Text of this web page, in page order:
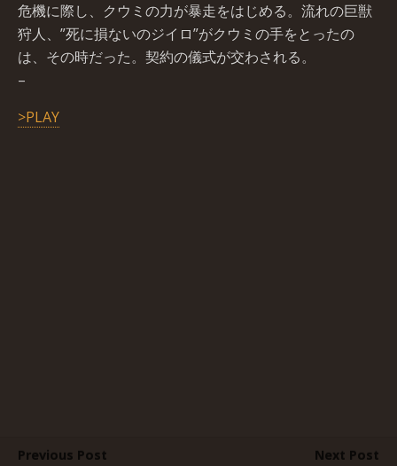
危機に際し、クウミの力が暴走をはじめる。流れの巨獣
狩人、”死に損ないのジイロ”がクウミの手をとったの
は、その時だった。契約の儀式が交わされる。
–
>PLAY
Previous Post
Next Post